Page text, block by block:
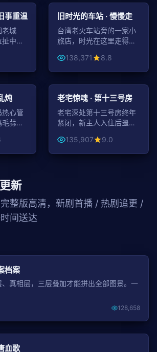
事重温
老城
中重
年代
旧时光的车站 · 慢慢走
台湾老火车站旁的一家小
旅店，时光在这里走得很
138,371 8.8
47:04
炖
热心管
蒜皮
悬疑
99:11
老宅惊魂 · 第十三号房
老宅深处第十三号房终年
紧闭，新主人入住后噩梦
前的真相。
135,907 9.0
新
整版高清，新剧首播 / 热剧追更 /
间送达
档案
真相层，三层叠加才能拼出全部图景。一
128,658
血歌